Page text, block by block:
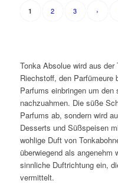
1 2 3 ›
Tonka Absolue wird aus
Riechstoff, den
Parfums einbringen um den
nachzuahmen. Die süße
Parfums ab, sondern wird
Desserts und Süßspeisen
wohlige Duft von
überwiegend als angenehm
sinnliche Duftrichtung ein,
vermittelt.